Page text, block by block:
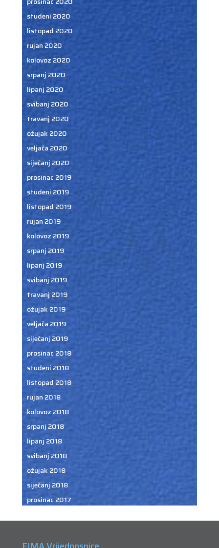
studeni 2020
listopad 2020
rujan 2020
kolovoz 2020
srpanj 2020
lipanj 2020
svibanj 2020
travanj 2020
ožujak 2020
veljača 2020
siječanj 2020
prosinac 2019
studeni 2019
listopad 2019
rujan 2019
kolovoz 2019
srpanj 2019
lipanj 2019
svibanj 2019
travanj 2019
ožujak 2019
veljača 2019
siječanj 2019
prosinac 2018
studeni 2018
listopad 2018
rujan 2018
kolovoz 2018
srpanj 2018
lipanj 2018
svibanj 2018
ožujak 2018
siječanj 2018
prosinac 2017